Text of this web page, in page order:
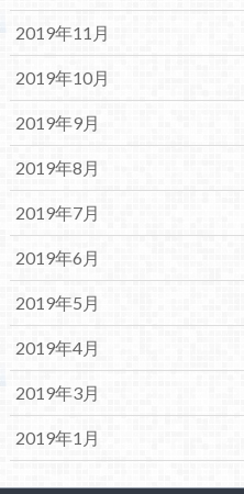
2019年11月
2019年10月
2019年9月
2019年8月
2019年7月
2019年6月
2019年5月
2019年4月
2019年3月
2019年1月